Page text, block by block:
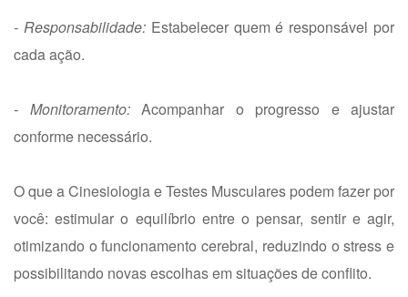
- Responsabilidade:Estabelecer quem é responsável por
cada ação.
- Monitoramento: Acompanhar o progresso e ajustar
conforme necessário.
O que a Cinesiologia e Testes Musculares podem fazer por
você: estimular o equilíbrio entre o pensar, sentir e agir,
otimizando o funcionamento cerebral, reduzindo o stress e
possibilitando novas escolhas em situações de conflito.